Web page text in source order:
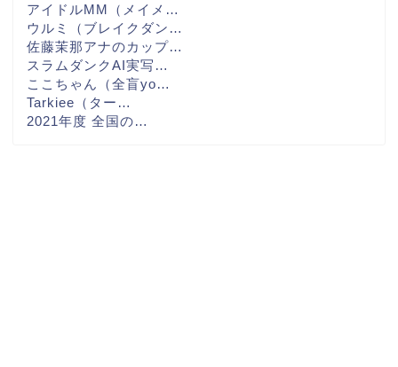
アイドルMM（メイメ…
ウルミ（ブレイクダン…
佐藤茉那アナのカップ…
スラムダンクAI実写…
ここちゃん（全盲yo…
Tarkiee（ター…
2021年度 全国の…